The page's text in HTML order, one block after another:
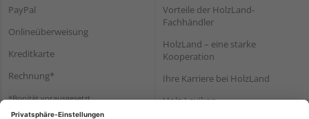
PayPal
Onlineüberweisung
Kreditkarte
Rechnung*
*Bonität vorausgesetzt
Vorteile der HolzLand-
Fachhändler
HolzLand – eine starke
Kooperation
Ihre Karriere bei HolzLand
Holz-Lexikon